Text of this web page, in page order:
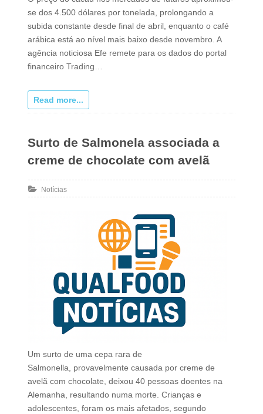
se dos 4.500 dólares por tonelada, prolongando a
subida constante desde final de abril, enquanto o café
arábica está ao nível mais baixo desde novembro. A
agência noticiosa Efe remete para os dados do portal
financeiro Trading…
Read more...
Surto de Salmonela associada a
creme de chocolate com avelã
Notícias
Um surto de uma cepa rara de
Salmonella, provavelmente causada por creme de
avelã com chocolate, deixou 40 pessoas doentes na
Alemanha, resultando numa morte. Crianças e
adolescentes, foram os mais afetados, segundo